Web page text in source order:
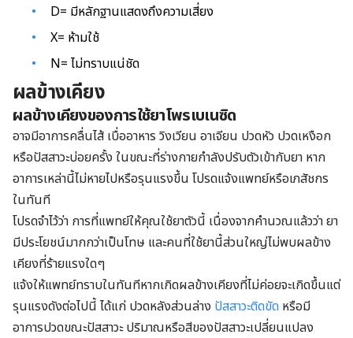
D= มีหลักฐานแสดงถึงความเสี่ยง
X= ห้ามใช้
N= ไม่ทราบแน่ชัด
ผลข้างเคียง
ผลข้างเคียงของการใช้ยาโพรเบเนซิด
อาจมีอาการคลื่นไส้ เบื่ออาหาร วิงเวียน อาเจียน ปวดหัว ปวดเหงือก
หรือปัสสาวะบ่อยครั้ง ในขณะที่ร่างกายกำลังปรับตัวเข้ากับยา หาก
อาการเหล่านี้ไม่หายไปหรือรุนแรงขึ้น โปรดแจ้งแพทย์หรือเภสัชกร
ในทันที
โปรดจำไว้ว่า การที่แพทย์ให้คุณใช้ยาตัวนี้ เนื่องจากคำนวณแล้วว่า ยา
มีประโยชน์มากกว่าเป็นโทษ และคนที่ใช้ยานี้ส่วนใหญ่ไม่พบผลข้าง
เคียงที่ร้ายแรงใดๆ
แจ้งให้แพทย์ทราบในทันทีหากเกิดผลข้างเคียงที่ไม่ค่อยจะเกิดขึ้นแต่
รุนแรงดังต่อไปนี้ ได้แก่ ปวดหลังส่วนล่าง ปัสสาวะติดขัด หรือมี
อาการปวดขณะปัสสาวะ ปริมาณหรือสีของปัสสาวะเปลี่ยนแปลง